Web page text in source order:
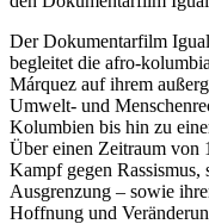
Der Dokumentarfilm
begleitet die afro-
Márquez auf ihrem
Umwelt- und
Kolumbien bis hin zu
Über einen Zeitraum von
Kampf gegen
Ausgrenzung – sowie
Hoffnung und